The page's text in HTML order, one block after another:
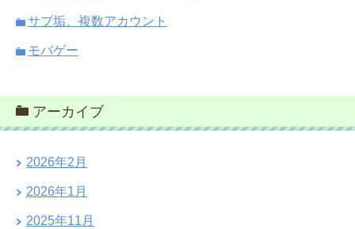
サブ垢、複数アカウント
モバゲー
アーカイブ
2026年2月
2026年1月
2025年11月